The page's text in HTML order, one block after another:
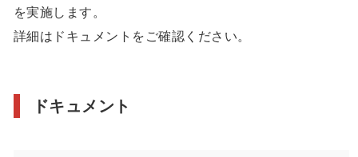
を実施します。
詳細はドキュメントをご確認ください。
ドキュメント